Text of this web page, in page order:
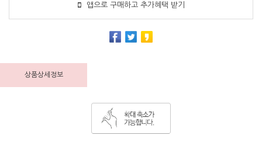
앱으로 구매하고 추가혜택 받기
상품상세정보